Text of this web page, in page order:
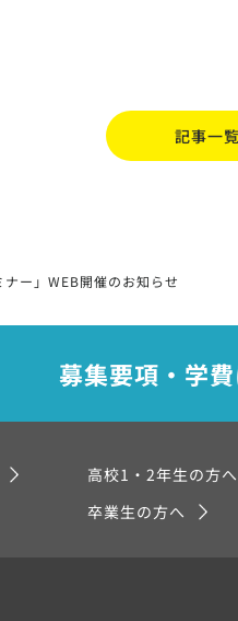
記事一
ー」WEB開催のお知らせ
募集要項・学
高校1・2年生の方へ
卒業生の方へ